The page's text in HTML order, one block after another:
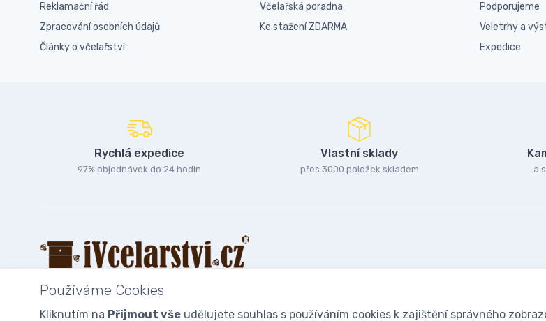
Reklamační řád
Zpracování osobních údajů
Články o včelařství
Včelařská poradna
Ke stažení ZDARMA
Podporujeme
Veletrhy a
Expedice
Rychlá expedice
97% objednávek do 24 hodin
Vlastní sklady
přes 3000 položek skladem a
Používáme Cookies
Kliknutím na Přijmout vše udělujete souhlas s používáním cookies k zajištění správného